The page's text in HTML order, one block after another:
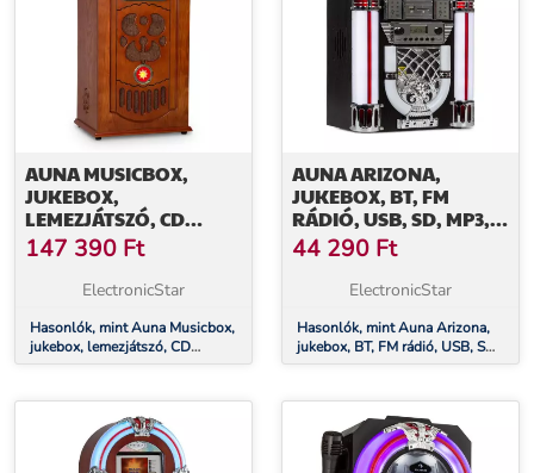
AUNA MUSICBOX,
JUKEBOX,
LEMEZJÁTSZÓ, CD
LEJÁTSZÓ, BT, USB, SD,
FM TUNER, FA
147 390 Ft
ElectronicStar
Hasonlók, mint Auna Musicbox,
jukebox, lemezjátszó, CD
lejátszó, BT, USB, SD, FM tuner,
AUNA ARIZONA,
JUKEBOX, BT, FM
RÁDIÓ, USB, SD, MP3,
CD LEJÁTSZÓ, FEKETE
44 290 Ft
ElectronicStar
Hasonlók, mint Auna Arizona,
jukebox, BT, FM rádió, USB, SD,
MP3, CD lejátszó, fekete